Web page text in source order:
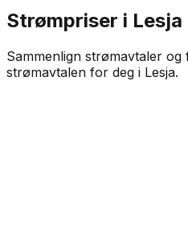
Strømpriser i Lesja
Sammenlign strømavtaler og
strømavtalen for deg i Lesja.